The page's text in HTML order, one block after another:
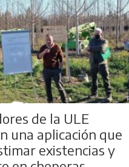
de la ULE
una aplicación que
existencias y